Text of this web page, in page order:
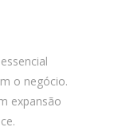
o negócio.
expansão